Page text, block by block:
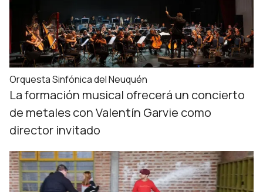
Orquesta Sinfónica del Neuquén
La formación musical ofrecerá un concierto
de metales con Valentín Garvie como
director invitado